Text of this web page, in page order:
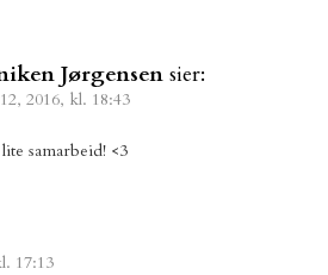
Jørgensensier:
2016, kl. 18:43
samarbeid! <3
17:13